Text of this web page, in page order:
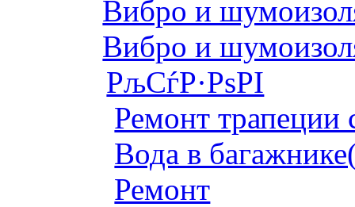
Вибро и
Вибро и
РљСѓР·РѕРІ
Ремонт трапеции
Вода в
Ремонт